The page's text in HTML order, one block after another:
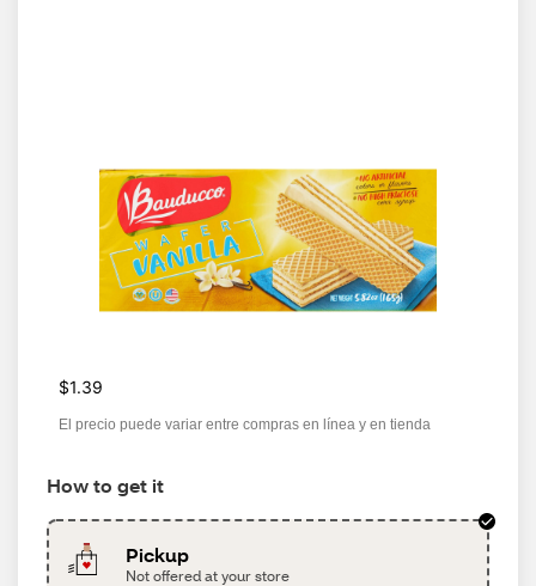
$1.39
El precio puede variar entre compras en línea y en tienda
How to get it
Pickup
Not offered at your store